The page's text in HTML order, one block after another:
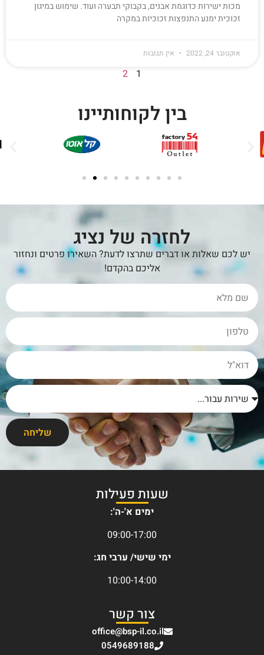
מכות ישירות כדוגמת אבנים, בקבוקי תבערה ועוד. שימוש במיגון
זכוכית ימנע התנפצות זכוכיות במקרה
אוקטובר 24, 2022 אין תגובות
1
2
בין לקוחותיינו
לחזרה של נציג
יש לכם שאלות או דברים שתרצו לדעת? השאירו פרטים ונחזור
אליכם בהקדם!
שליחה
שעות פעילות
ימים א'-ה':
09:00-17:00
ימי שישי/ ערבי חג:
10:00-14:00
צור קשר
office@bsp-il.co.il
0549689188